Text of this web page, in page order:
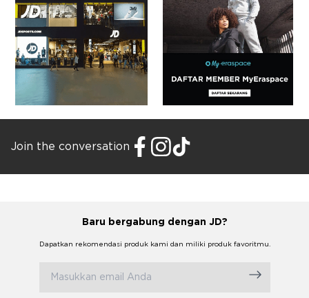
Join the conversation
Baru bergabung dengan JD?
Dapatkan rekomendasi produk kami dan miliki produk favoritmu.